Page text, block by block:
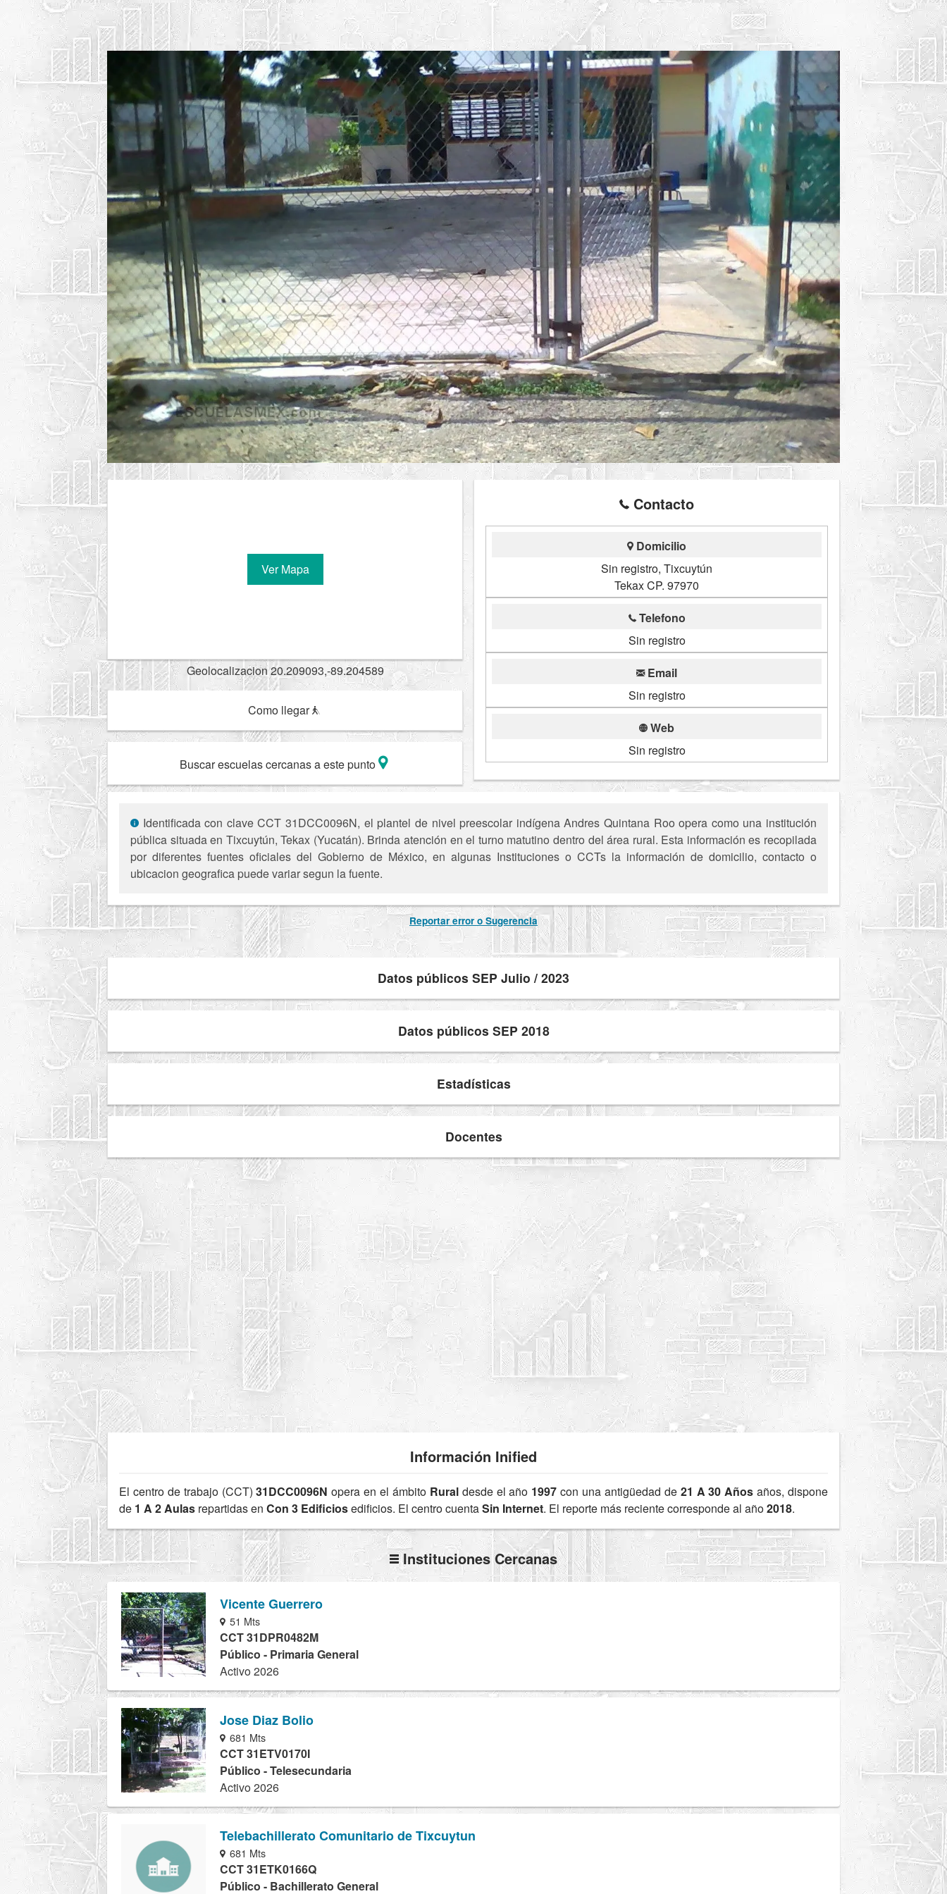
Ver Mapa
Geolocalizacion 20.209093,-89.204589
Como llegar
Buscar escuelas cercanas a este punto
Contacto
Domicilio
Sin registro, Tixcuytún
Tekax CP. 97970
Telefono
Sin registro
Email
Sin registro
Web
Sin registro
Identificada con clave CCT 31DCC0096N, el plantel de nivel preescolar indígena Andres Quintana Roo opera como una institución
pública situada en Tixcuytún, Tekax (Yucatán). Brinda atención en el turno matutino dentro del área rural. Esta información es recopilada
por diferentes fuentes oficiales del Gobierno de México, en algunas Instituciones o CCTs la información de domicilio, contacto o
ubicacion geografica puede variar segun la fuente.
Reportar error o Sugerencia
Datos públicos SEP Julio / 2023
Datos públicos SEP 2018
Estadísticas
Docentes
Información Inified
El centro de trabajo (CCT)31DCC0096N opera en el ámbito Ruraldesde el año 1997 con una antigüedad de 21 A 30 Años años, dispone
de 1 A 2 Aulas repartidas en Con 3 Edificiosedificios. El centro cuentaSin Internet. El reporte más reciente corresponde al año2018.
Instituciones Cercanas
Vicente Guerrero
51 Mts
CCT 31DPR0482M
Público - Primaria General
Activo 2026
Jose Diaz Bolio
681 Mts
CCT 31ETV0170I
Público - Telesecundaria
Activo 2026
Telebachillerato Comunitario de Tixcuytun
681 Mts
CCT 31ETK0166Q
Público - Bachillerato General